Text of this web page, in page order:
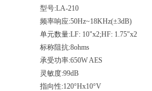
型号:LA-210
频率响应:50Hz~18KHz(±3dB)
单元数量:LF: 10"x2;HF: 1.75"x2
标称阻抗:8ohms
承受功率:650W AES
灵敏度:99dB
指向性:120°Hx10°V